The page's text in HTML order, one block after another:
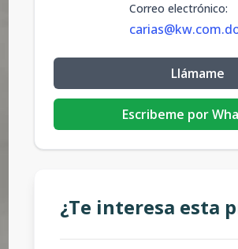
Correo electrónico:
Llámame
Escribeme por
¿Te interesa esta